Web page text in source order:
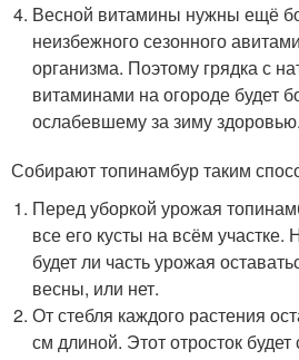
Весной витамины нужны ещё
неизбежного сезонного
организма. Поэтому грядка с
витаминами на огороде будет
ослабевшему за зиму здоровью.
Собирают топинамбур таким
Перед уборкой урожая
все его кусты на всём участке.
будет ли часть урожая
весны, или нет.
От стебля каждого растения
см длиной. Этот отросток